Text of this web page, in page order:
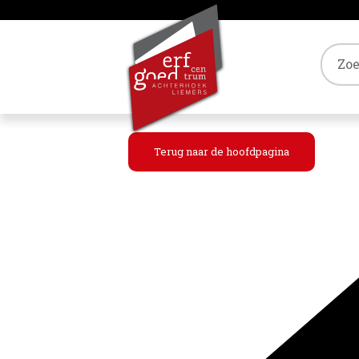
Terug naar de hoofdpagina